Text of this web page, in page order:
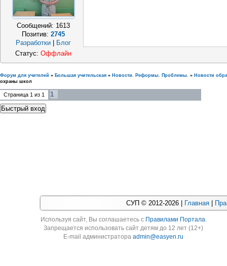
Сообщений: 1613
Позитив: 2745
Разработки
Блог
Статус: Оффлайн
Форум для учителей » Большая учительская » Новости. Реформы. Проблемы. » Новости
охраны школ
Страница 1 из 1 1
СУП © 2012-2026 | Главная
Используя cайт, Вы соглашаетесь с Правилами Портала.
Запрещается использовать сайт детям до 12 лет (12+)
E-mail администратораadmin@easyen.ru